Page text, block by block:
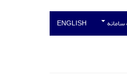
ENGLISH